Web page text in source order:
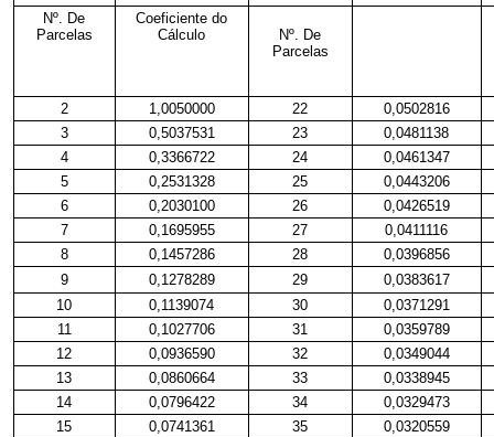
Nº. De
Parcelas
Coeficiente do
Cálculo
Nº. De
Parcelas
2 1,0050000 22
0,0502816
3
0,5037531 23
0,0481138
4
0,3366722 24
0,0461347
5
0,2531328 25
0,0443206
6
0,2030100 26
0,0426519
7
0,1695955 27
0,0411116
8
0,1457286 28
0,0396856
9
0,1278289 29
0,0383617
10
0,1139074 30
0,0371291
11
0,1027706 31
0,0359789
12
0,0936590 32
0,0349044
13
0,0860664 33
0,0338945
14
0,0796422 34
0,0329473
15
0,0741361 35
0,0320559